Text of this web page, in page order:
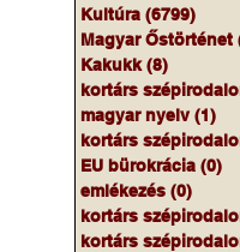
Kultúra (6799)
Magyar Őstörténet
Kakukk (8)
kortárs
magyar nyelv (1)
kortárs
EU bürokrácia (0)
emlékezés (0)
kortárs
kortárs